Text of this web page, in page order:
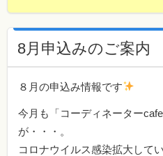
8月申込みのご案内
８月の申込み情報です
今月も「コーディネーター
が・・・。
コロナウイルス感染拡大して